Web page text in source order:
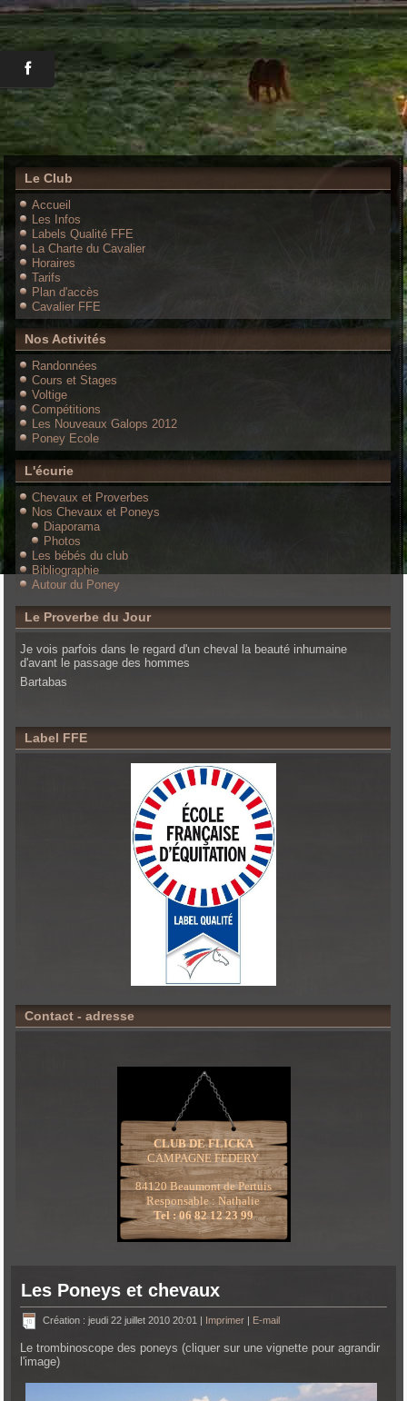
Le Club
Accueil
Les Infos
Labels Qualité FFE
La Charte du Cavalier
Horaires
Tarifs
Plan d'accès
Cavalier FFE
Nos Activités
Randonnées
Cours et Stages
Voltige
Compétitions
Les Nouveaux Galops 2012
Poney Ecole
L'écurie
Chevaux et Proverbes
Nos Chevaux et Poneys
Diaporama
Photos
Les bébés du club
Bibliographie
Autour du Poney
Le Proverbe du Jour
Je vois parfois dans le regard d'un cheval la beauté inhumaine
d'avant le passage des hommes
Bartabas
Label FFE
Contact - adresse
CLUB DE FLICKA
CAMPAGNE FEDERY
84120 Beaumont de Pertuis
Responsable : Nathalie
Tel : 06 82 12 23 99
Les Poneys et chevaux
Création : jeudi 22 juillet 2010 20:01 | Imprimer | E-mail
Le trombinoscope des poneys (cliquer sur une vignette pour agrandir
l'image)